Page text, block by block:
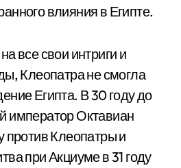
влияния в Египте.
все свои интриги и
Клеопатра не смогла
Египта. В 30 году до
император Октавиан
против Клеопатры и
при Акциуме в 31 году